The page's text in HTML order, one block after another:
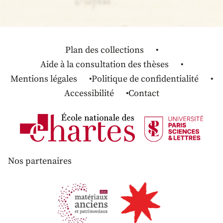
Plan des collections
Aide à la consultation des thèses
Mentions légales
Politique de confidentialité
Accessibilité
Contact
Nos partenaires